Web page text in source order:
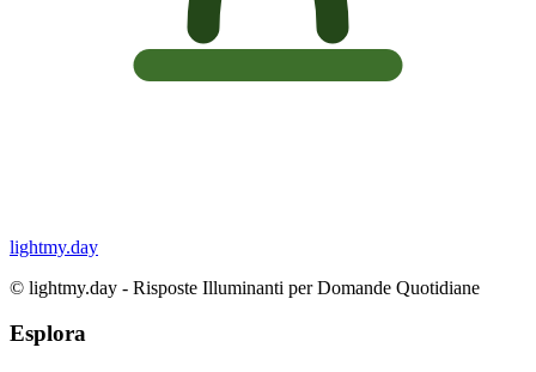
lightmy.day
© lightmy.day - Risposte Illuminanti per Domande Quotidiane
Esplora